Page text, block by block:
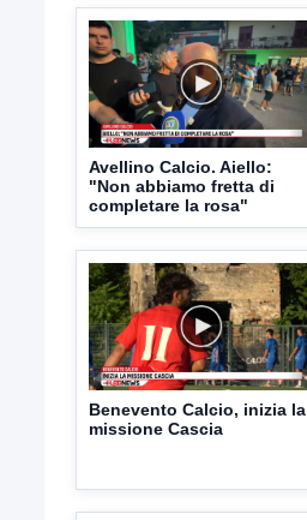
Avellino Calcio. Aiello:
"Non abbiamo fretta di
completare la rosa"
Benevento Calcio, inizia la
missione Cascia